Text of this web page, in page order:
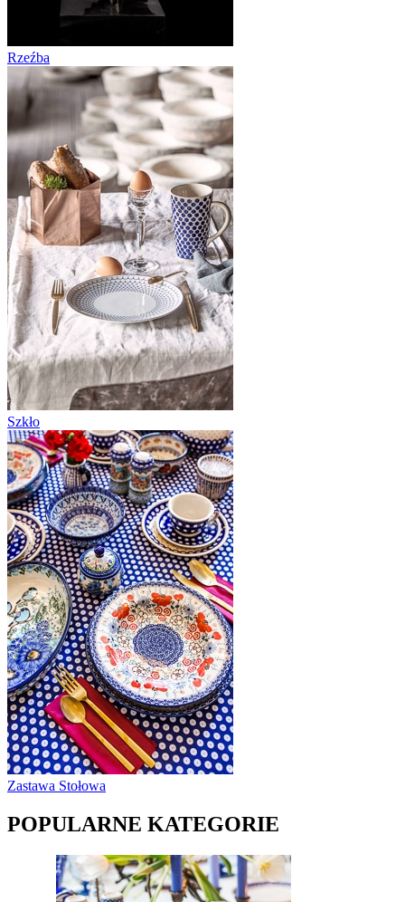
Rzeźba
Szkło
Zastawa Stołowa
POPULARNE KATEGORIE